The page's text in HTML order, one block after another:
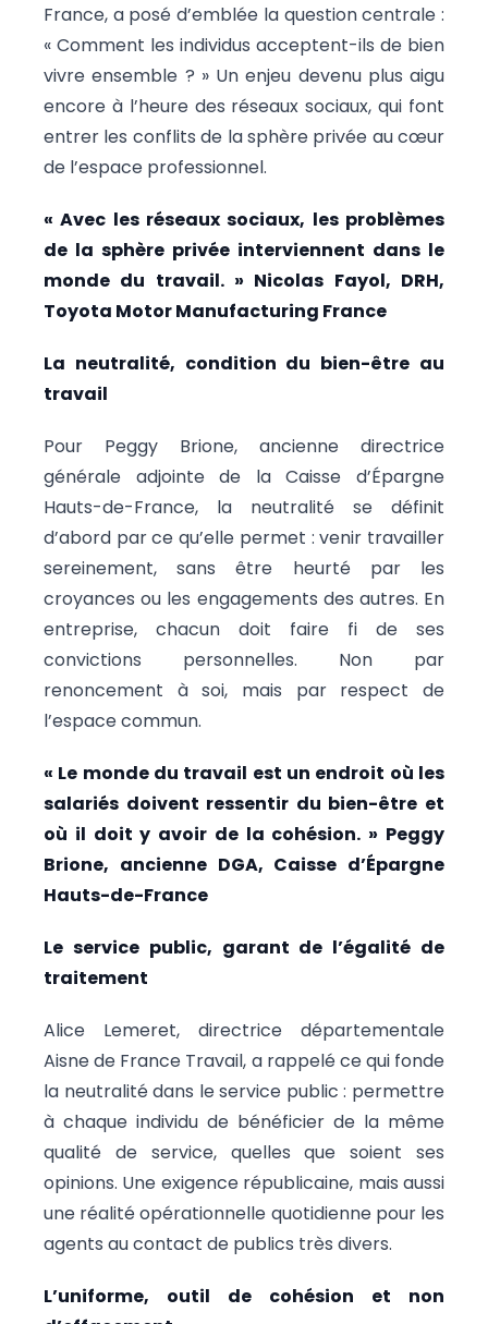
France, a posé d’emblée la question centrale :
« Comment les individus acceptent-ils de bien
vivre ensemble ? » Un enjeu devenu plus aigu
encore à l’heure des réseaux sociaux, qui font
entrer les conflits de la sphère privée au cœur
de l’espace professionnel.
« Avec les réseaux sociaux, les problèmes
de la sphère privée interviennent dans le
monde du travail. » Nicolas Fayol, DRH,
Toyota Motor Manufacturing France
La neutralité, condition du bien-être au
travail
Pour Peggy Brione, ancienne directrice
générale adjointe de la Caisse d’Épargne
Hauts-de-France, la neutralité se définit
d’abord par ce qu’elle permet : venir travailler
sereinement, sans être heurté par les
croyances ou les engagements des autres. En
entreprise, chacun doit faire fi de ses
convictions personnelles. Non par
renoncement à soi, mais par respect de
l’espace commun.
« Le monde du travail est un endroit où les
salariés doivent ressentir du bien-être et
où il doit y avoir de la cohésion. » Peggy
Brione, ancienne DGA, Caisse d’Épargne
Hauts-de-France
Le service public, garant de l’égalité de
traitement
Alice Lemeret, directrice départementale
Aisne de France Travail, a rappelé ce qui fonde
la neutralité dans le service public : permettre
à chaque individu de bénéficier de la même
qualité de service, quelles que soient ses
opinions. Une exigence républicaine, mais aussi
une réalité opérationnelle quotidienne pour les
agents au contact de publics très divers.
L’uniforme, outil de cohésion et non